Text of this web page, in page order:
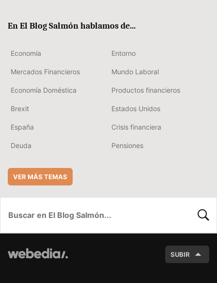
En El Blog Salmón hablamos de...
Economía Entorno
Mercados Financieros Mundo Laboral
Economía Doméstica Productos financieros
Brexit Estados Unidos
España Crisis financiera
Deuda Pensiones
VER MÁS TEMAS
SUBIR